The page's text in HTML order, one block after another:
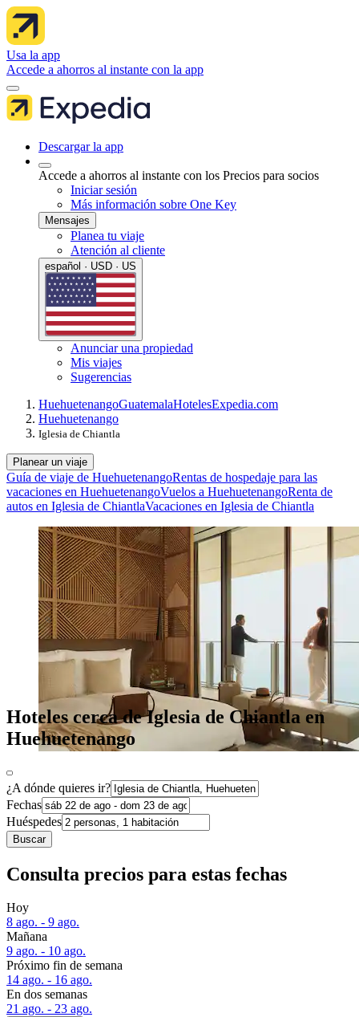
Usa la app
Accede a ahorros al instante con la app
Descargar la app
Accede a ahorros al instante con los Precios para socios
Iniciar sesión
Más información sobre One Key
Mensajes
Planea tu viaje
Atención al cliente
español · USD · US
Anunciar una propiedad
Mis viajes
Sugerencias
HuehuetenangoGuatemalaHotelesExpedia.com
Huehuetenango
Iglesia de Chiantla
Planear un viaje
Guía de viaje de HuehuetenangoRentas de hospedaje para las
vacaciones en HuehuetenangoVuelos a HuehuetenangoRenta de
autos en Iglesia de ChiantlaVacaciones en Iglesia de Chiantla
Hoteles cerca de Iglesia de Chiantla en
Huehuetenango
¿A dónde quieres ir?
Fechas
Huéspedes
Buscar
Consulta precios para estas fechas
Hoy
8 ago. - 9 ago.
Mañana
9 ago. - 10 ago.
Próximo fin de semana
14 ago. - 16 ago.
En dos semanas
21 ago. - 23 ago.